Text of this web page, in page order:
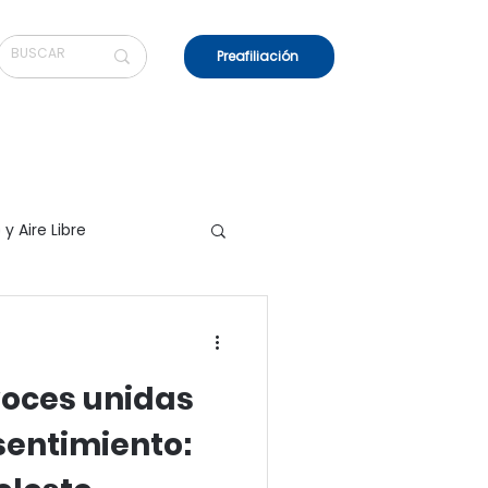
Preafiliación
Aire Libre
Viajesunidas